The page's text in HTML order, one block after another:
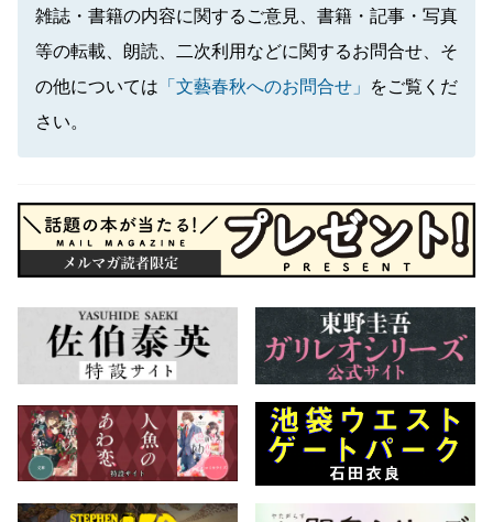
雑誌・書籍の内容に関するご意見、書籍・記事・写真
等の転載、朗読、二次利用などに関するお問合せ、そ
の他については 「文藝春秋へのお問合せ」
をご覧くだ
さい。